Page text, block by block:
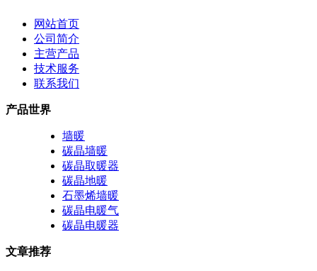
网站首页
公司简介
主营产品
技术服务
联系我们
产品世界
墙暖
碳晶墙暖
碳晶取暖器
碳晶地暖
石墨烯墙暖
碳晶电暖气
碳晶电暖器
文章推荐